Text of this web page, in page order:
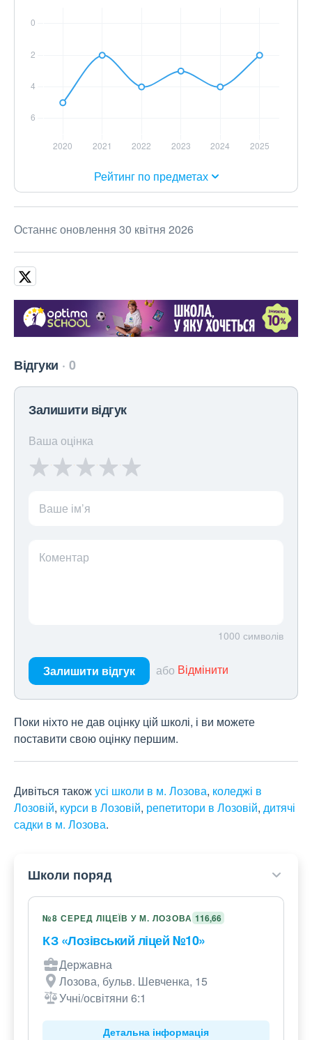
Рейтинг по предметах
Останнє оновлення 30 квітня 2026
Відгуки 0
Залишити відгук
Ваша оцінка
Ваше ім’я
Коментар
1000 символів
Залишити відгук або Відмінити
Поки ніхто не дав оцінку цій школі, і ви можете
поставити свою оцінку першим.
Дивіться такожусі школи в м. Лозова, коледжі в
Лозовій, курси в Лозовій, репетитори в Лозовій, дитячі
садки в м. Лозова.
Школи поряд
№8 СЕРЕД ЛІЦЕЇВ У М. ЛОЗОВА 116,66
КЗ «Лозівський ліцей №10»
Державна
Лозова, бульв. Шевченка, 15
Учні/освітяни 6:1
Детальна інформація